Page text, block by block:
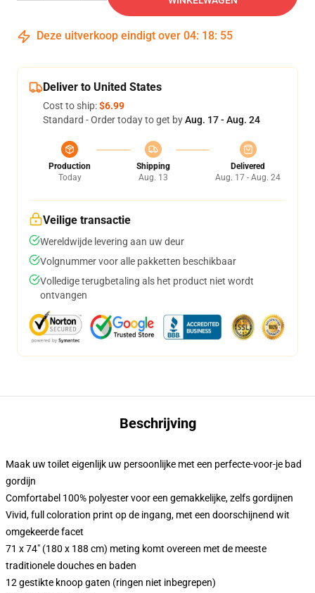
Deze uitverkoop eindigt over 04: 18: 54
Deliver to United States
Cost to ship:$6.99
Standard - Order today to get byAug. 17 - Aug. 24
Production
Today
Shipping
Aug. 13
Delivered
Aug. 17 - Aug. 24
Veilige transactie
Wereldwijde levering aan uw deur
Volgnummer voor alle pakketten beschikbaar
Volledige terugbetaling als het product niet wordt
ontvangen
Beschrijving
Maak uw toilet eigenlijk uw persoonlijke met een perfecte-voor-je bad
gordijn
Comfortabel 100% polyester voor een gemakkelijke, zelfs gordijnen
Vivid, full coloration print op de ingang, met een doorschijnend wit
omgekeerde facet
71 x 74" (180 x 188 cm) meting komt overeen met de meeste
traditionele douches en baden
12 gestikte knoop gaten (ringen niet inbegrepen)